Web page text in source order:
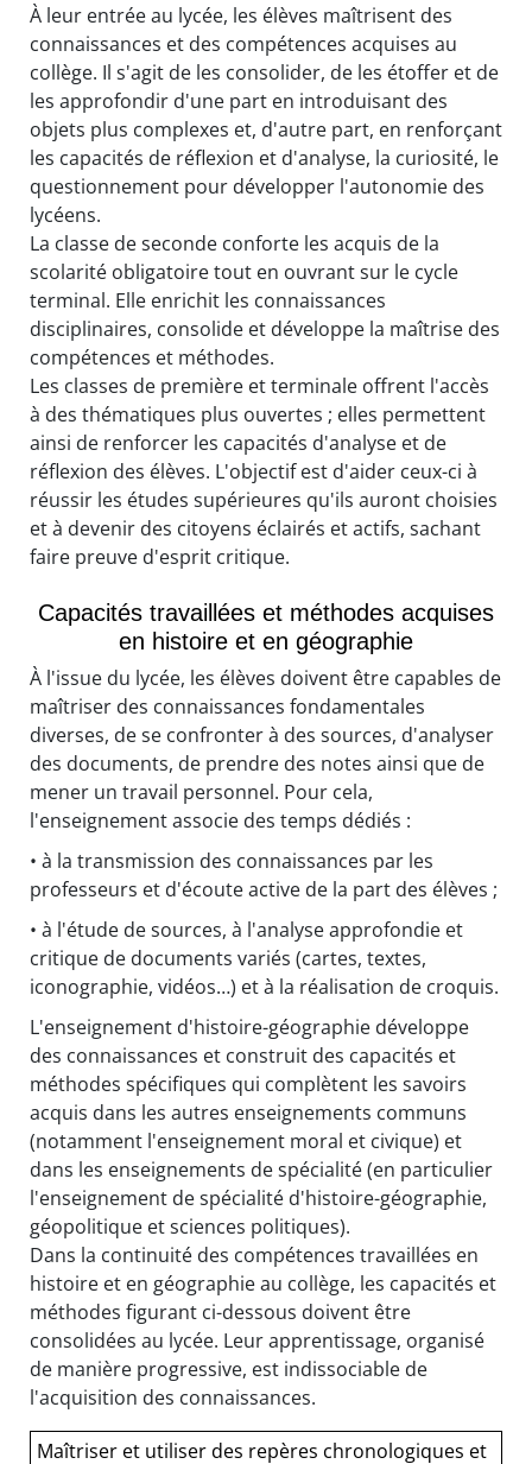
À leur entrée au lycée, les élèves maîtrisent des
connaissances et des compétences acquises au
collège. Il s'agit de les consolider, de les étoffer et de
les approfondir d'une part en introduisant des
objets plus complexes et, d'autre part, en renforçant
les capacités de réflexion et d'analyse, la curiosité, le
questionnement pour développer l'autonomie des
lycéens.
La classe de seconde conforte les acquis de la
scolarité obligatoire tout en ouvrant sur le cycle
terminal. Elle enrichit les connaissances
disciplinaires, consolide et développe la maîtrise des
compétences et méthodes.
Les classes de première et terminale offrent l'accès
à des thématiques plus ouvertes ; elles permettent
ainsi de renforcer les capacités d'analyse et de
réflexion des élèves. L'objectif est d'aider ceux-ci à
réussir les études supérieures qu'ils auront choisies
et à devenir des citoyens éclairés et actifs, sachant
faire preuve d'esprit critique.
Capacités travaillées et méthodes acquises
en histoire et en géographie
À l'issue du lycée, les élèves doivent être capables de
maîtriser des connaissances fondamentales
diverses, de se confronter à des sources, d'analyser
des documents, de prendre des notes ainsi que de
mener un travail personnel. Pour cela,
l'enseignement associe des temps dédiés :
• à la transmission des connaissances par les
professeurs et d'écoute active de la part des élèves ;
• à l'étude de sources, à l'analyse approfondie et
critique de documents variés (cartes, textes,
iconographie, vidéos…) et à la réalisation de croquis.
L'enseignement d'histoire-géographie développe
des connaissances et construit des capacités et
méthodes spécifiques qui complètent les savoirs
acquis dans les autres enseignements communs
(notamment l'enseignement moral et civique) et
dans les enseignements de spécialité (en particulier
l'enseignement de spécialité d'histoire-géographie,
géopolitique et sciences politiques).
Dans la continuité des compétences travaillées en
histoire et en géographie au collège, les capacités et
méthodes figurant ci-dessous doivent être
consolidées au lycée. Leur apprentissage, organisé
de manière progressive, est indissociable de
l'acquisition des connaissances.
Maîtriser et utiliser des repères chronologiques et